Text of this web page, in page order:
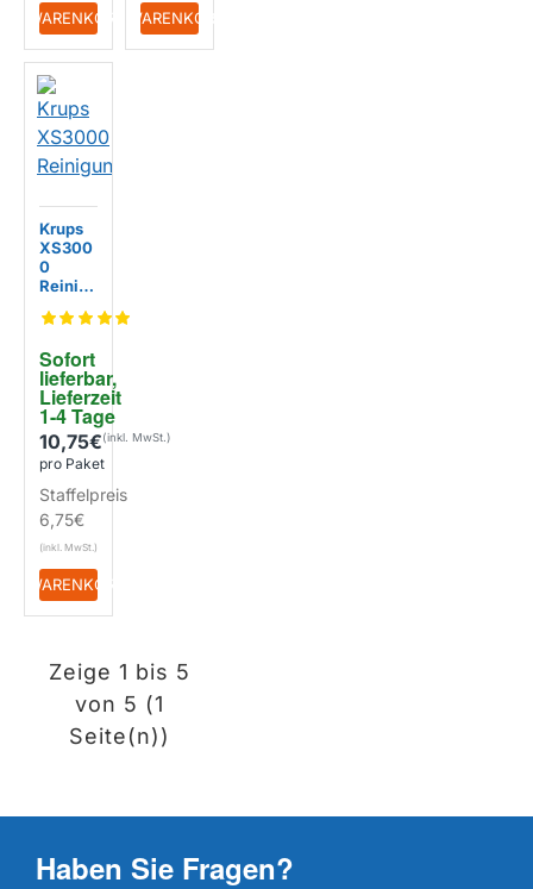
+ WARENKORB+ WARENKORB
Sofort
lieferbar,
Lieferzeit
1-4 Tage
Krups
XS300
0
Reinigu
etten
10,75€
pro Paket
Staffelpreis
6,75€
+ WARENKORB
Zeige 1 bis 5
von 5 (1
Seite(n))
Haben Sie Fragen?